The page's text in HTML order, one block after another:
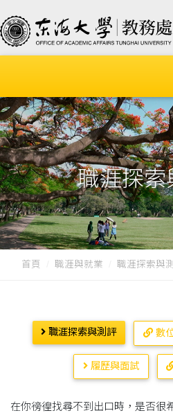
職涯探索
首頁 職涯與就業 職涯探索與
職涯探索與測評 數
履歷與面試
在你徬徨找尋不到出口時，是否很